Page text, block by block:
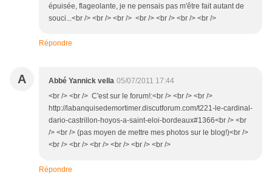
épuisée, flageolante, je ne pensais pas m'être fait autant de
souci...<br /> <br /> <br /> <br /> <br /> <br /> <br />
Répondre
A Abbé Yannick vella 05/07/2011 17:44
<br /> <br /> C'est sur le forum!:<br /> <br /> <br />
http://labanquisedemortimer.discutforum.com/t221-le-cardinal-
dario-castrillon-hoyos-a-saint-eloi-bordeaux#1366<br /> <br
/> <br /> (pas moyen de mettre mes photos sur le blog!)<br />
<br /> <br /> <br /> <br /> <br /> <br />
Répondre